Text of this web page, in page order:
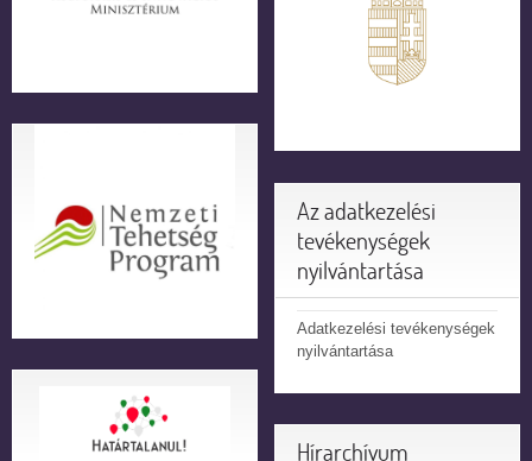
Az adatkezelési
tevékenységek
nyilvántartása
Adatkezelési tevékenységek
nyilvántartása
Hírarchívum